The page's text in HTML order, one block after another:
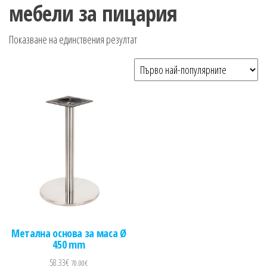
мебели за пицария
Показване на единствения резултат
Метална основа за маса Ø
450 mm
58.33€70.00€